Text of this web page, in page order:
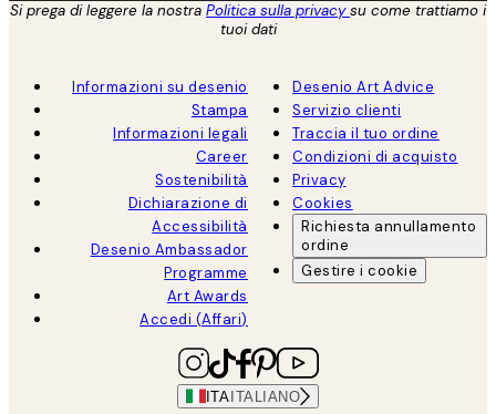
Si prega di leggere la nostra Politica sulla privacysu come trattiamo i
tuoi dati
Informazioni su desenio
Stampa
Informazioni legali
Career
Sostenibilità
Dichiarazione di
Accessibilità
Desenio Ambassador
Programme
Art Awards
Accedi (Affari)
Desenio Art Advice
Servizio clienti
Traccia il tuo ordine
Condizioni di acquisto
Privacy
Cookies
Richiesta annullamento
ordine
Gestire i cookie
ITAITALIANO